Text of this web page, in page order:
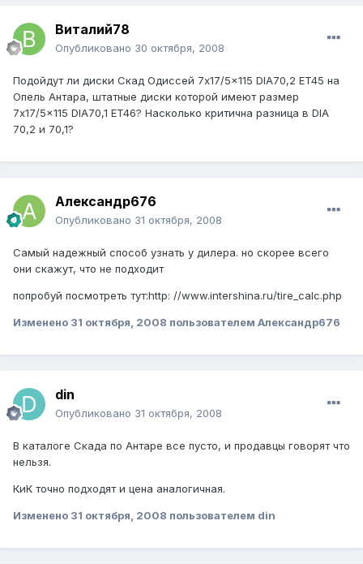
Виталий78
Опубликовано 30 октября, 2008
Подойдут ли диски Скад Одиссей 7x17/5x115 DIA70,2 ET45 на
Опель Антара, штатные диски которой имеют размер
7x17/5x115 DIA70,1 ET46? Насколько критична разница в DIA
70,2 и 70,1?
Александр676
Опубликовано 31 октября, 2008
Самый надежный способ узнать у дилера. но скорее всего
они скажут, что не подходит
попробуй посмотреть тут:http: //www.intershina.ru/tire_calc.php
Изменено 31 октября, 2008 пользователем Александр676
din
Опубликовано 31 октября, 2008
В каталоге Скада по Антаре все пусто, и продавцы говорят что
нельзя.
КиК точно подходят и цена аналогичная.
Изменено 31 октября, 2008 пользователем din